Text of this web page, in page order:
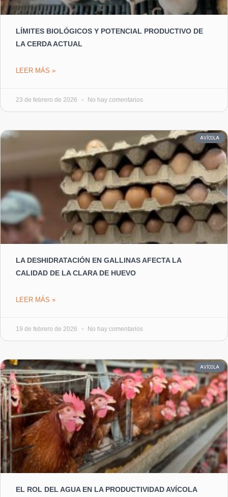
LÍMITES BIOLÓGICOS Y POTENCIAL PRODUCTIVO DE
LA CERDA ACTUAL
LEER MÁS »
23 de febrero de 2026 No hay comentarios
AVÍCOLA
LA DESHIDRATACIÓN EN GALLINAS AFECTA LA
CALIDAD DE LA CLARA DE HUEVO
LEER MÁS »
19 de febrero de 2026 No hay comentarios
AVÍCOLA
EL ROL DEL AGUA EN LA PRODUCTIVIDAD AVÍCOLA